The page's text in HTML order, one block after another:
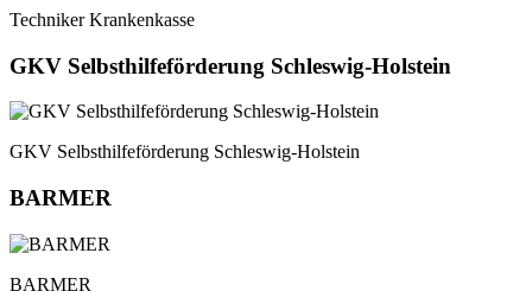
Techniker Krankenkasse
GKV Selbsthilfeförderung Schleswig-Holstein
GKV Selbsthilfeförderung Schleswig-Holstein
BARMER
BARMER